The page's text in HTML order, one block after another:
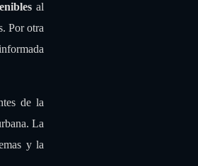
y
al
Por otra
de la
La